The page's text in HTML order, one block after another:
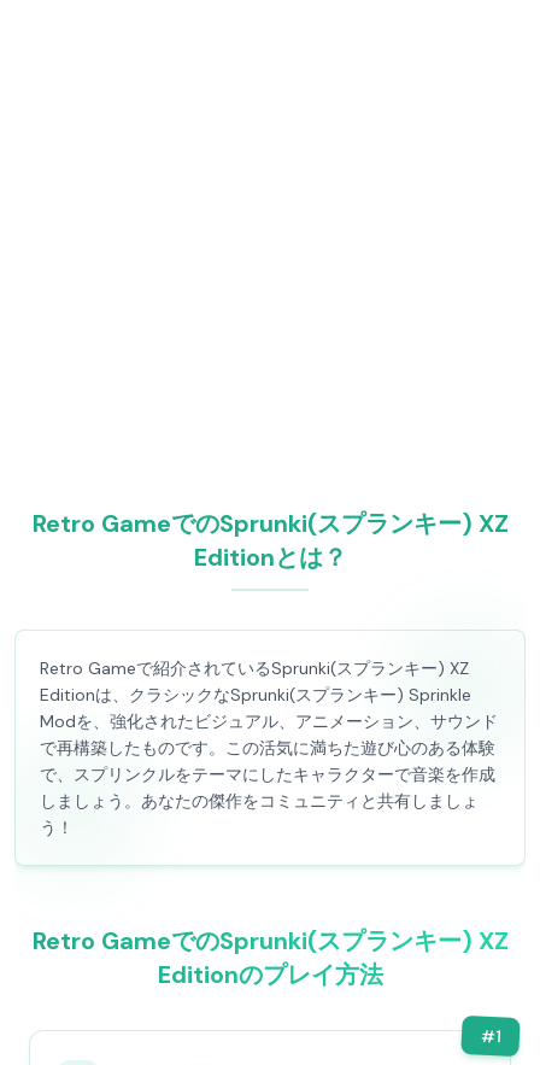
Retro GameでのSprunki(スプランキー) XZ
Editionとは？
Retro Gameで紹介されているSprunki(スプランキー) XZ
Editionは、クラシックなSprunki(スプランキー) Sprinkle
Modを、強化されたビジュアル、アニメーション、サウンド
で再構築したものです。この活気に満ちた遊び心のある体験
で、スプリンクルをテーマにしたキャラクターで音楽を作成
しましょう。あなたの傑作をコミュニティと共有しましょ
う！
Retro GameでのSprunki(スプランキー) XZ
Editionのプレイ方法
#1